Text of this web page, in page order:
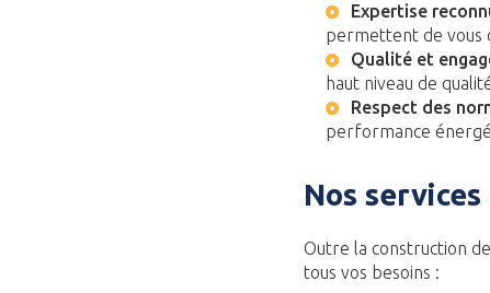
Expertise
permettent de vous
Qualité et
haut niveau de
Respect des
performance
Nos
Outre la construction
tous vos besoins :